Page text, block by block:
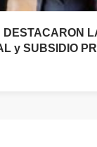
y SUBSIDIO